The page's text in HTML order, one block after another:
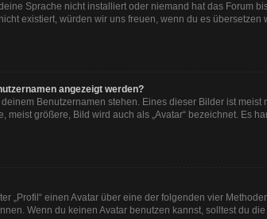
Sprache nicht installiert oder niemand hat das Forum
existiert, würden wir uns freuen, wenn du es
angezeigt werden?
Benutzernamen stehen. Eines dieser Bilder ist
meist größere, Bild wird auch als „Avatar“ bezeichnet. Es
„Profil“ einen Avatar über eine der folgenden vier
Wenn du keinen Avatar benutzen kannst, solltest du